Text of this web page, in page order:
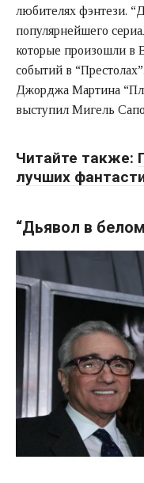
любителях фэнтези.
популярнейшего
которые произошли в
событий в
Джорджа Мартина
выступил Мигель
Читайте также:
лучших
“Дьявол в